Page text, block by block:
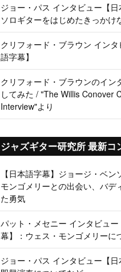
ジョー・パス インタビュー【日
ソロギターをはじめたきっかけ
クリフォード・ブラウン イン
語字幕】
クリフォード・ブラウンのイン
してみた / "The Willis Conover
Interview"より
ジャズギター研究所 最新コ
【日本語字幕】ジョージ・ベン
モンゴメリーとの出会い、バデ
た勇気
パット・メセニー インタビュ
幕】：ウェス・モンゴメリーに
ジョー・パス インタビュー【日